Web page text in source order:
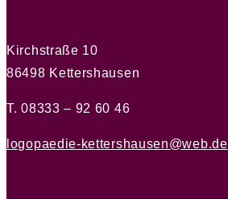
Kirchstraße 10
86498 Kettershausen
T. 08333 – 92 60 46
logopaedie-kettershausen@web.de